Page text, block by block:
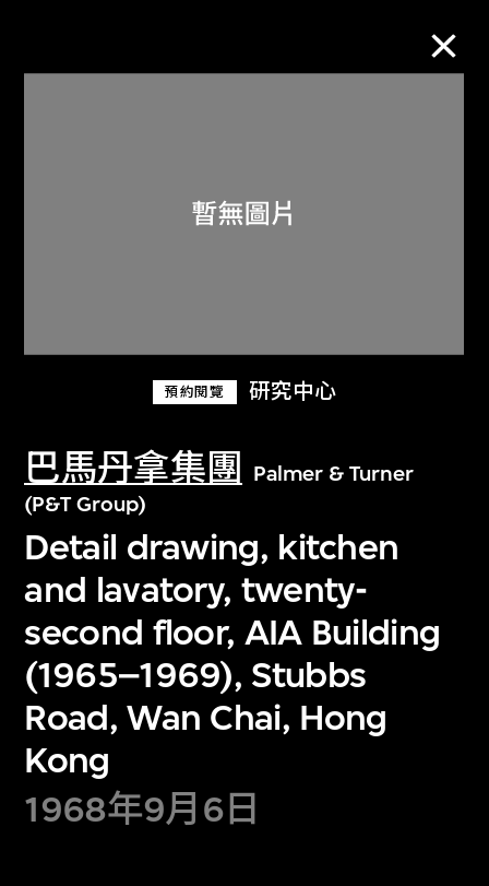
預約閱覽 研究中心
巴馬丹拿集團
Palmer & Turner
(P&T Group)
Detail drawing, kitchen
and lavatory, twenty-
second floor, AIA Building
(1965–1969), Stubbs
Road, Wan Chai, Hong
Kong
1968年9月6日
關於M+藏品
探索世界頂級的二十及二十一世紀視覺
文化藏品。